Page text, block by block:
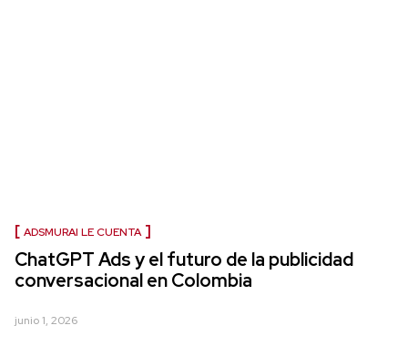
ADSMURAI LE CUENTA
ChatGPT Ads y el futuro de la publicidad
conversacional en Colombia
junio 1, 2026